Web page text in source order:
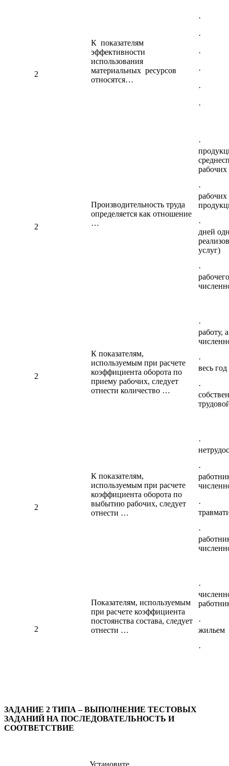
2
К показателям
эффективности
использования
материальных ресурсов
относятся…
·
·
·
·
·
·
2
Производительность труда
определяется как отношение
…
·
рабочих
·
рабочих
·
дней
услуг)
·
2
К показателям,
используемым при расчете
коэффициента оборота по
приему рабочих, следует
отнести количество …
·
работу,
·
весь год
·
2
К показателям,
используемым при расчете
коэффициента оборота по
выбытию рабочих, следует
отнести …
·
·
·
·
2
Показателям, используемым
при расчете коэффициента
постоянства состава, следует
отнести …
·
·
жильем
·
ЗАДАНИЕ 2 ТИПА – ВЫПОЛНЕНИЕ ТЕСТОВЫХ
ЗАДАНИЙ НА ПОСЛЕДОВАТЕЛЬНОСТЬ И
СООТВЕТСТВИЕ
Установите